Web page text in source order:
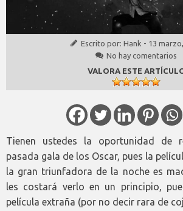
Escrito por: Hank - 13
No hay comentarios
VALORA ESTE
Tienen ustedes la oportunidad de
pasada gala de los Oscar, pues la
la gran triunfadora de la noche es
les costará verlo en un principio,
película extraña (por no decir rara de